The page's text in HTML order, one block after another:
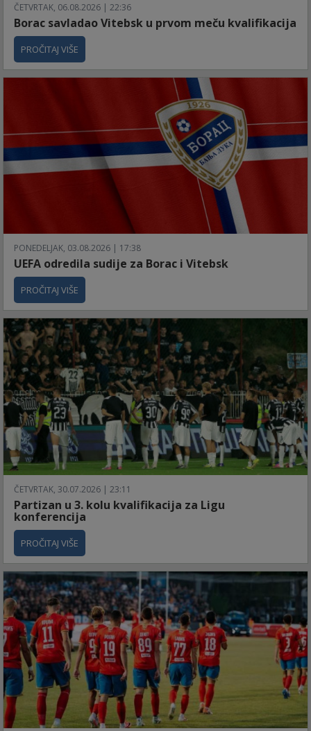
ČETVRTAK, 06.08.2026 | 22:36
Borac savladao Vitebsk u prvom meču kvalifikacija
PROČITAJ VIŠE
PONEDELJAK, 03.08.2026 | 17:38
UEFA odredila sudije za Borac i Vitebsk
PROČITAJ VIŠE
ČETVRTAK, 30.07.2026 | 23:11
Partizan u 3. kolu kvalifikacija za Ligu
konferencija
PROČITAJ VIŠE